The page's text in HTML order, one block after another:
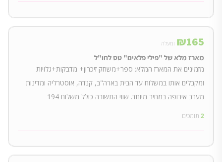
₪165 ומעלה
מארז מלא של "פילי פלאים" טס לחו"ל
מזמינים את המארז המלא: ספר+משחק זיכרון+ מדבקות+גלויות
ומקבלים אותו במשלוח עד הבית בארה"ב, קנדה, אוסטרליה ומדינות
מערב אירופה במחיר מיוחד. שווי התשורה כולל משלוח 194
2 תומכים